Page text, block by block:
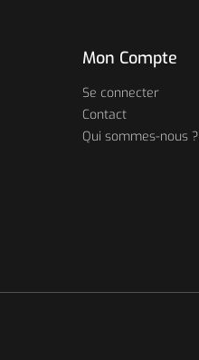
Mon Compte
Se connecter
Contact
Qui sommes-nous ?